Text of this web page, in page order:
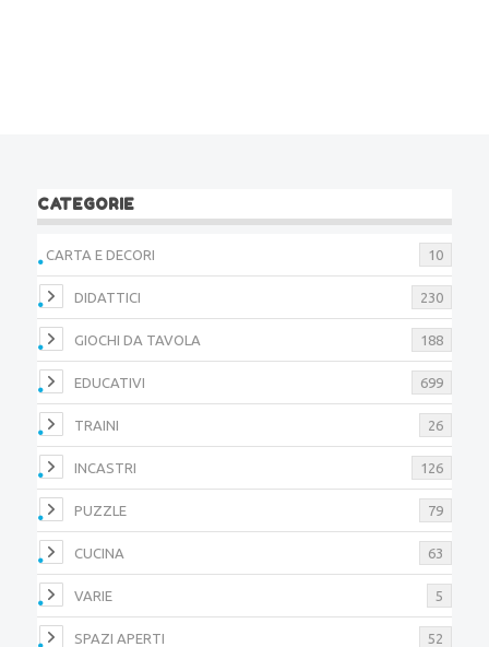
CATEGORIE
CARTA E DECORI 10
DIDATTICI 230
GIOCHI DA TAVOLA 188
EDUCATIVI 699
TRAINI 26
INCASTRI 126
PUZZLE 79
CUCINA 63
VARIE 5
SPAZI APERTI 52